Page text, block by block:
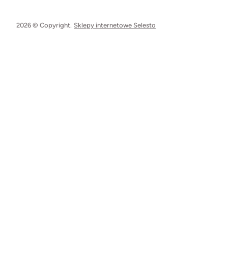
2026 © Copyright. Sklepy internetowe Selesto